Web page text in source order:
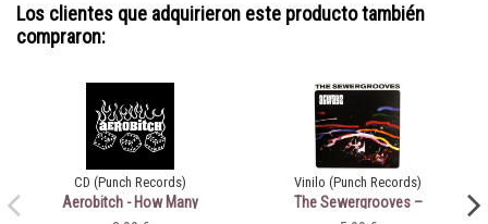
Los clientes que adquirieron este producto también
compraron:
CD (Punch Records)
Aerobitch - How Many
Times
Vinilo (Punch Records)
The Sewergrooves ‎–
Always